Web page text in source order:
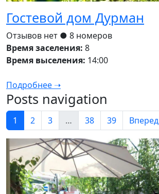
Гостевой дом Дурман
Отзывов нет ● 8 номеров
Время заселения: 8
Время выселения: 14:00
Подробнее ➝
Posts navigation
1 2 3 … 38 39 Вперед